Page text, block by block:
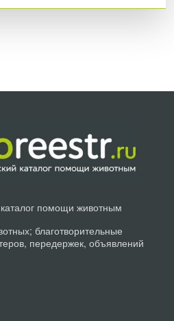
помощи животным
благотворительные
передержек, объявлений